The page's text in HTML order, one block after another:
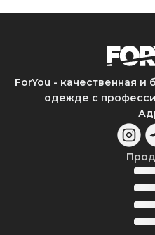
ForYou - качественная и
одежде с